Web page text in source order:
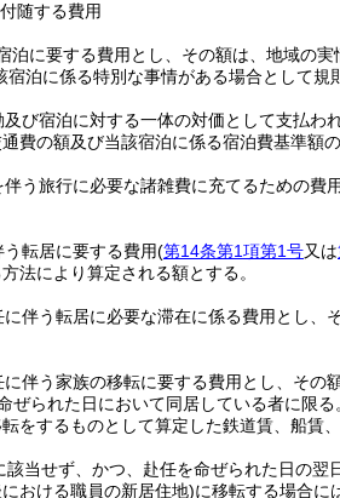
随する費用
泊に要する費用とし、その額は、地域の
宿泊に係る特別な事情がある場合として規
び宿泊に対する一体の対価として支払わ
費の額及び当該宿泊に係る宿泊費基準額の
う旅行に必要な諸雑費に充てるための
転居に要する費用(第14条第1項第1号又は
法により算定される額とする。
伴う転居に必要な滞在に係る費用とし
伴う家族の移転に要する費用とし、その
ぜられた日において同居している者に限
をするものとして算定した鉄道賃、船
該当せず、かつ、赴任を命ぜられた日の翌
おける職員の新居住地)に移転する場合に